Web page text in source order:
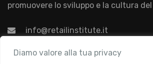
Diamo valore alla tua privacy
promuovere lo sviluppo e la cultura
info@retailinstitute.it
Associazione